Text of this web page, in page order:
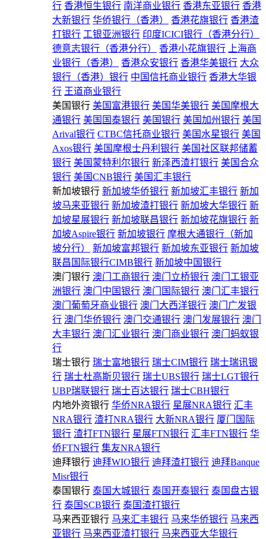
行 香港恒生银行 南洋商业银行 香港东亚银行 香港
大新银行 华侨银行（香港） 香港花旗银行 香港渣
打银行 工银亚洲银行 印度ICICI银行（香港分行）
德意志银行（香港分行）
香港小花旗银行
上海商
业银行（香港）
香港众安银行 香港华美银行 大众
银行（香港）银行 中国信托商业银行 香港大华银
行 王道商业银行
美国银行 美国富港银行 美国华美银行 美国摩根大
通银行 美国国泰银行 美国银行 美国加州银行 美国
Arival银行 CTBC信托商业银行 美国水星银行 美国
Axos银行 美国摩根士丹利银行 美国社区联邦储蓄
银行 美国蒙特利尔银行 新泽西渣打银行 美国合众
银行 美国CNB银行 美国汇丰银行
新加坡银行 新加坡华侨银行 新加坡汇丰银行 新加
坡马来亚银行 新加坡渣打银行 新加坡大华银行 新
加坡星展银行 新加坡联昌银行 新加坡花旗银行 新
加坡Aspire银行 新加坡银行 摩根大通银行（新加
坡分行）
新加坡富邦银行 新加坡东亚银行 新加坡
联昌国际银行CIMB银行 新加坡中国银行
澳门银行 澳门工商银行 澳门立桥银行 澳门工银亚
洲银行 澳门中国银行 澳门国际银行 澳门汇丰银行
澳门葡萄牙商业银行 澳门大西洋银行 澳门广发银
行 澳门华侨银行 澳门交通银行 澳门发展银行 澳门
大丰银行 澳门汇业银行 澳门商业银行 澳门蚂蚁银
行
瑞士银行 瑞士富地银行 瑞士CIM银行 瑞士瑞讯银
行 瑞士杜高斯贝银行 瑞士UBS银行 瑞士LGT银行
UBP瑞联银行 瑞士百达银行 瑞士CBH银行
内地外资银行 华侨NRA银行 星展NRA银行 汇丰
NRA银行 渣打NRA银行 大新NRA银行 厦门国际
银行 渣打FTN银行 星展FTN银行 汇丰FTN银行 华
侨FTN银行 集友NRA银行
迪拜银行 迪拜WIO银行 迪拜渣打银行 迪拜Banque
Misr银行
泰国银行 泰国大城银行 泰国开泰银行 泰国盘古银
行 泰国SCB银行 泰国渣打银行
马来西亚银行 马来汇丰银行 马来华侨银行 马来西
亚银行 马来西亚渣打银行 马来西亚大华银行